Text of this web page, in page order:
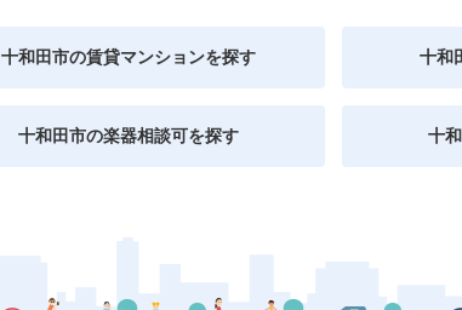
十和田市の賃貸マンションを探す 十和
十和田市の楽器相談可を探す 十